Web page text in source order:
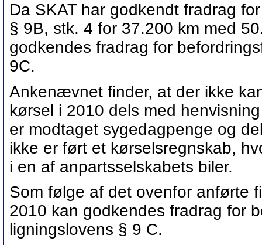
Da SKAT har godkendt fradrag
§ 9B, stk. 4 for 37.200 km med
godkendes fradrag for
9C.
Ankenævnet finder, at der ikke
kørsel i 2010 dels med
er modtaget sygedagpenge og
ikke er ført et kørselsregnskab,
i en af anpartsselskabets biler.
Som følge af det ovenfor anførte
2010 kan godkendes fradrag for
ligningslovens § 9 C.